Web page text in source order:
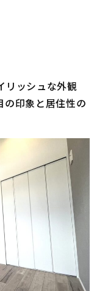
リッシュな外観
の印象と居住性の